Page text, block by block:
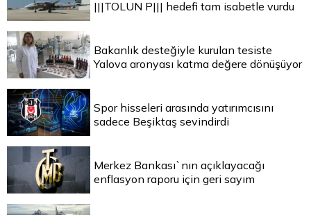
|||TOLUN P||| hedefi tam isabetle vurdu
Bakanlık desteğiyle kurulan tesiste
Yalova aronyası katma değere dönüşüyor
Spor hisseleri arasında yatırımcısını
sadece Beşiktaş sevindirdi
Merkez Bankası`nın açıklayacağı
enflasyon raporu için geri sayım